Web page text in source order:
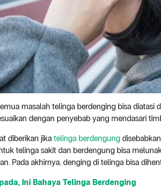
masalah telinga berdenging bisa diatasi
dengan penyebab yang mendasari
diberikan jika telinga berdengung
telinga sakit dan berdengung bisa
Pada akhirnya, denging di telinga bisa
Ini Bahaya Telinga Berdenging